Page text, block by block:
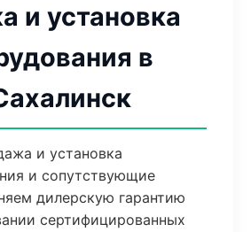
и установка
в
и установка
и сопутствующие
дилерскую гарантию
сертифицированных